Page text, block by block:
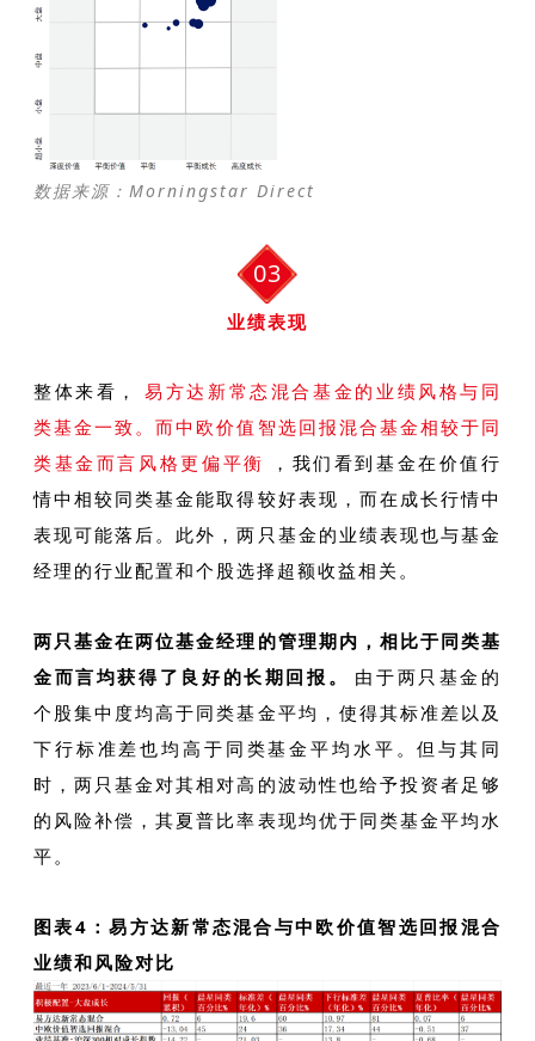
数据来源：Morningstar Direct
03
业绩表现
整体来看，
易方达新常态混合基金的业绩风格与同
类基金一致。而中欧价值智选回报混合基金相较于同
类基金而言风格更偏平衡
，我们看到基金在价值行
情中相较同类基金能取得较好表现，而在成长行情中
表现可能落后。此外，两只基金的业绩表现也与基金
经理的行业配置和个股选择超额收益相关。
两只基金在两位基金经理的管理期内，相比于同类基
金而言均获得了良好的长期回报。
由于两只基金的
个股集中度均高于同类基金平均，使得其标准差以及
下行标准差也均高于同类基金平均水平。但与其同
时，两只基金对其相对高的波动性也给予投资者足够
的风险补偿，其夏普比率表现均优于同类基金平均水
平。
图表4：易方达新常态混合与中欧价值智选回报混合
业绩和风险对比